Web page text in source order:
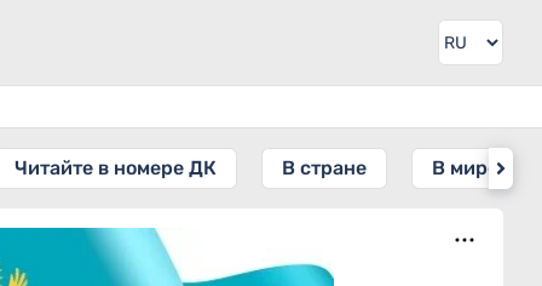
Читайте в номере ДК В стране В мире